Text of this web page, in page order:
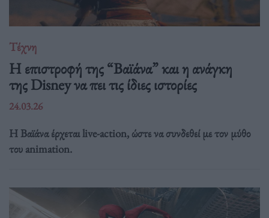
Τέχνη
Η επιστροφή της “Βαϊάνα” και η ανάγκη
της Disney να πει τις ίδιες ιστορίες
24.03.26
Η Βαϊάνα έρχεται live-action, ώστε να συνδεθεί με τον μύθο
του animation.